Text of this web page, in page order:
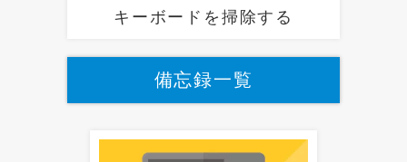
キーボードを掃除する
備忘録一覧